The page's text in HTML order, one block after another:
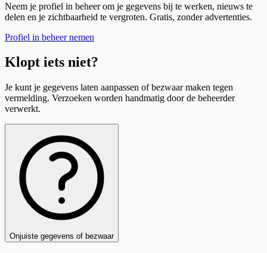
Neem je profiel in beheer om je gegevens bij te werken, nieuws te
delen en je zichtbaarheid te vergroten. Gratis, zonder advertenties.
Profiel in beheer nemen
Klopt iets niet?
Je kunt je gegevens laten aanpassen of bezwaar maken tegen
vermelding. Verzoeken worden handmatig door de beheerder
verwerkt.
Onjuiste gegevens of bezwaar